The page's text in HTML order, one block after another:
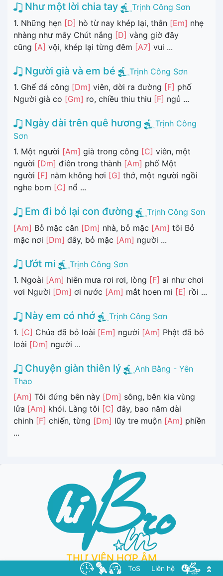
Như một lời chia tay
Trịnh Công Sơn
1. Những hẹn [D] hò từ nay khép lại, thân [Em] nhẹ
nhàng như mây Chút nắng [D] vàng giờ đây
cũng [A] vội, khép lại từng đêm [A7] vui ...
Người già và em bé
Trịnh Công Sơn
1. Ghế đá công [Dm] viên, dời ra đường [F] phố
Người già co [Gm] ro, chiều thiu thiu [F] ngủ ...
Ngày dài trên quê hương
Trịnh Công
Sơn
1. Một người [Am] già trong công [C] viên, một
người [Dm] điên trong thành [Am] phố Một
người [F] nằm không hơi [G] thở, một người ngồi
nghe bom [C] nổ ...
Em đi bỏ lại con đường
Trịnh Công Sơn
[Am] Bỏ mặc căn [Dm] nhà, bỏ mặc [Am] tôi Bỏ
mặc nơi [Dm] đây, bỏ mặc [Am] người ...
Ướt mi
Trịnh Công Sơn
1. Ngoài [Am] hiên mưa rơi rơi, lòng [F] ai như chơi
vơi Người [Dm] ơi nước [Am] mắt hoen mi [E] rồi ...
Này em có nhớ
Trịnh Công Sơn
1. [C] Chúa đã bỏ loài [Em] người [Am] Phật đã bỏ
loài [Dm] người ...
Chuyện giàn thiên lý
Anh Bằng - Yên
Thao
[Am] Tôi đứng bên này [Dm] sông, bên kia vùng
lửa [Am] khói. Làng tôi [C] đây, bao năm dài
chinh [F] chiến, từng [Dm] lũy tre muộn [Am] phiền
...
THƯ VIỆN HỢP ÂM
ToS Liên hệ